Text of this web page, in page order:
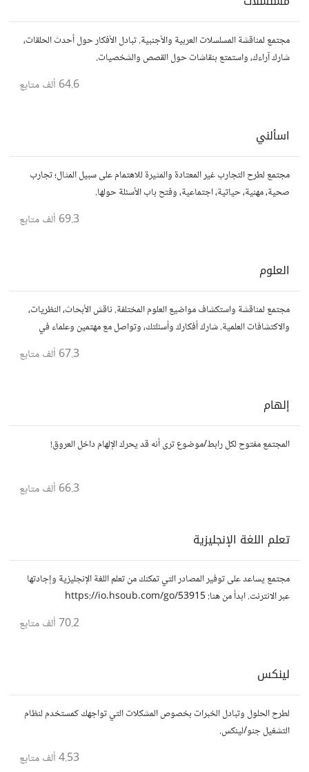
مجتمع لمناقشة المسلسلات العربية والأجنبية. تبادل الأفكار حول أحدث الحلقات،
شارك آراءك، واستمتع بنقاشات حول القصص والشخصيات.
64.6 ألف متابع
اسألني
مجتمع لطرح التجارب غير المعتادة والمثيرة للاهتمام على سبيل المثال؛ تجارب
صحية، مهنية، حياتية، اجتماعية، وفتح باب الأسئلة حولها.
69.3 ألف متابع
العلوم
مجتمع لمناقشة واستكشاف مواضيع العلوم المختلفة. ناقش الأبحاث، النظريات،
والاكتشافات العلمية. شارك أفكارك وأسئلتك، وتواصل مع مهتمين وعلماء في
67.3 ألف متابع
إلهام
المجتمع مفتوح لكل رابط/موضوع ترى أنه قد يحرك الإلهام داخل العروق!
66.3 ألف متابع
تعلم اللغة الإنجليزية
مجتمع يساعد على توفير المصادر التي تمكنك من تعلم اللغة الإنجليزية وإجادتها
عبر الانترنت. ابدأ من هنا: https://io.hsoub.com/go/53915
70.2 ألف متابع
لينكس
لطرح الحلول وتبادل الخبرات بخصوص المشكلات التي تواجهك كمستخدم لنظام
التشغيل جنو/لينكس.
4.53 ألف متابع